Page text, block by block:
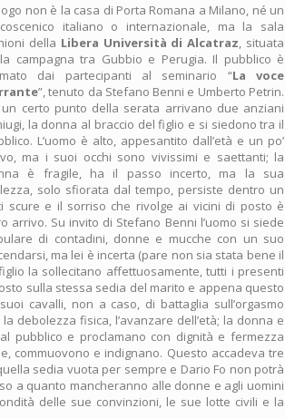
non è la casa di Porta Romana a Milano, né un
italiano o internazionale, ma la sala
della Libera Università di Alcatraz, situata
campagna tra Gubbio e Perugia. Il pubblico è
dai partecipanti al seminario “La voce
”, tenuto da Stefano Benni e Umberto Petrin.
certo punto della serata arrivano due anziani
la donna al braccio del figlio e si siedono tra il
L’uomo è alto, appesantito dall’età e un po’
ma i suoi occhi sono vivissimi e saettanti; la
è fragile, ha il passo incerto, ma la sua
solo sfiorata dal tempo, persiste dentro un
scure e il sorriso che rivolge ai vicini di posto è
Su invito di Stefano Benni l’uomo si siede
di contadini, donne e mucche con un suo
ma lei è incerta (pare non sia stata bene il
la sollecitano affettuosamente, tutti i presenti
sulla stessa sedia del marito e appena questo
cavalli, non a caso, di battaglia sull’orgasmo
debolezza fisica, l’avanzare dell’età; la donna e
pubblico e proclamano con dignità e fermezza
commuovono e indignano. Questo accadeva tre
sedia vuota per sempre e Dario Fo non potrà
a quanto mancheranno alle donne e agli uomini
delle sue convinzioni, le sue lotte civili e la